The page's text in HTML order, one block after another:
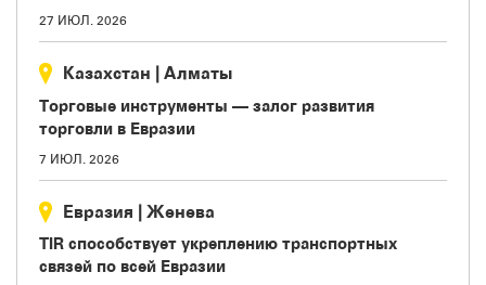
27 ИЮЛ. 2026
Казахстан | Aлматы
Торговые инструменты — залог развития
торговли в Евразии
7 ИЮЛ. 2026
Евразия | Женева
TIR способствует укреплению транспортных
связей по всей Евразии